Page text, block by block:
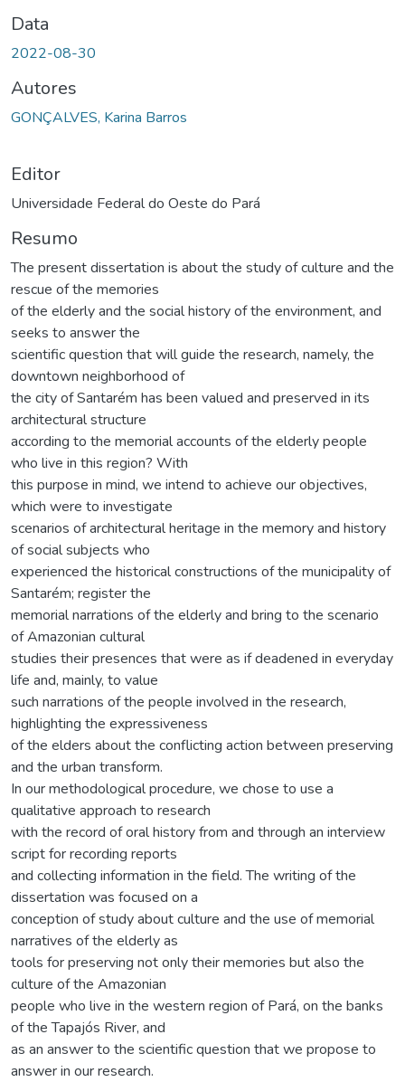
Data
2022-08-30
Autores
GONÇALVES, Karina Barros
Editor
Universidade Federal do Oeste do Pará
Resumo
The present dissertation is about the study of culture and the
rescue of the memories
of the elderly and the social history of the environment, and
seeks to answer the
scientific question that will guide the research, namely, the
downtown neighborhood of
the city of Santarém has been valued and preserved in its
architectural structure
according to the memorial accounts of the elderly people
who live in this region? With
this purpose in mind, we intend to achieve our objectives,
which were to investigate
scenarios of architectural heritage in the memory and history
of social subjects who
experienced the historical constructions of the municipality of
Santarém; register the
memorial narrations of the elderly and bring to the scenario
of Amazonian cultural
studies their presences that were as if deadened in everyday
life and, mainly, to value
such narrations of the people involved in the research,
highlighting the expressiveness
of the elders about the conflicting action between preserving
and the urban transform.
In our methodological procedure, we chose to use a
qualitative approach to research
with the record of oral history from and through an interview
script for recording reports
and collecting information in the field. The writing of the
dissertation was focused on a
conception of study about culture and the use of memorial
narratives of the elderly as
tools for preserving not only their memories but also the
culture of the Amazonian
people who live in the western region of Pará, on the banks
of the Tapajós River, and
as an answer to the scientific question that we propose to
answer in our research.